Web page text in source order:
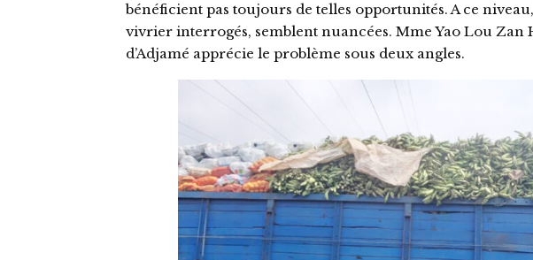
bénéficient pas toujours de telles opportunités. A ce
vivrier interrogés, semblent nuancées. Mme Yao Lou
d’Adjamé apprécie le problème sous deux angles.